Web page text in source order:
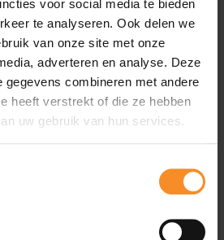
voor social media te bieden
te analyseren. Ook delen we
van onze site met onze
adverteren en analyse. Deze
gegevens combineren met andere
heeft verstrekt of die ze hebben
uw gebruik van hun services.
leuk vindt